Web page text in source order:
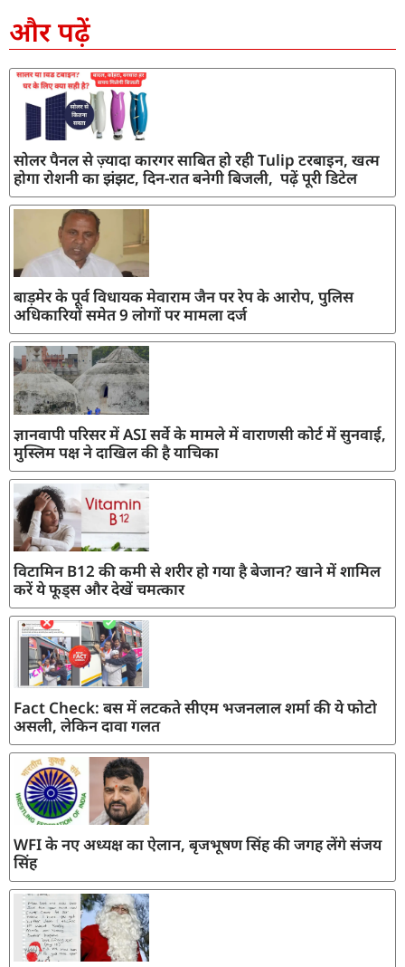
और पढ़ें
सोलर पैनल से ज़्यादा कारगर साबित हो रही Tulip टरबाइन, खत्म
होगा रोशनी का झंझट, दिन-रात बनेगी बिजली, पढ़ें पूरी डिटेल
बाड़मेर के पूर्व विधायक मेवाराम जैन पर रेप के आरोप, पुलिस
अधिकारियों समेत 9 लोगों पर मामला दर्ज
ज्ञानवापी परिसर में ASI सर्वे के मामले में वाराणसी कोर्ट में सुनवाई,
मुस्लिम पक्ष ने दाखिल की है याचिका
विटामिन B12 की कमी से शरीर हो गया है बेजान? खाने में शामिल
करें ये फूड्स और देखें चमत्कार
Fact Check: बस में लटकते सीएम भजनलाल शर्मा की ये फोटो
असली, लेकिन दावा गलत
WFI के नए अध्यक्ष का ऐलान, बृजभूषण सिंह की जगह लेंगे संजय
सिंह